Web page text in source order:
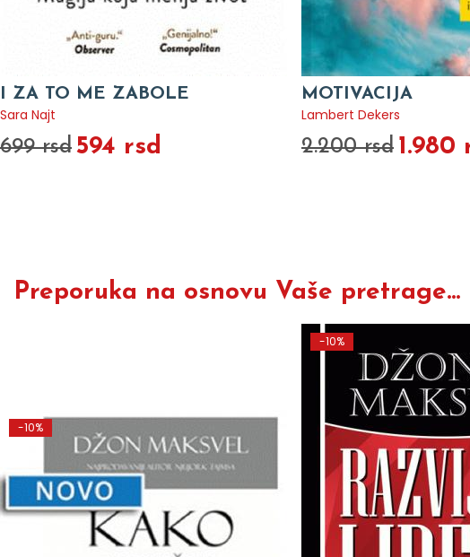
I ZA TO ME ZABOLE
Sara Najt
699 rsd 594 rsd
MOTIVACIJA
Lambert Dekers
2.200 rsd 1.980
Preporuka na osnovu Vaše pretrage...
-10%
-10%